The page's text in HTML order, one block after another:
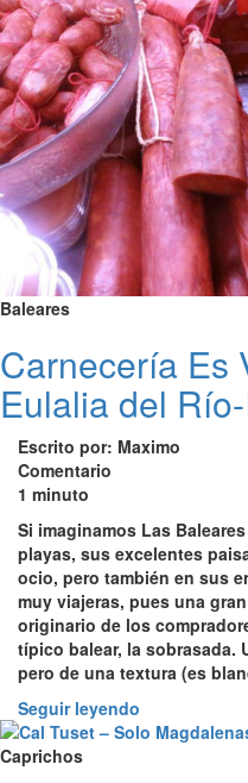
Baleares
Carnecería Es
Eulalia del
Escrito por: Maximo
Comentario
1 minuto
Si imaginamos Las
playas, sus excelentes
ocio, pero también en sus
muy viajeras, pues una
originario de los
típico balear, la sobrasada.
pero de una textura (es
Seguir leyendo
Caprichos